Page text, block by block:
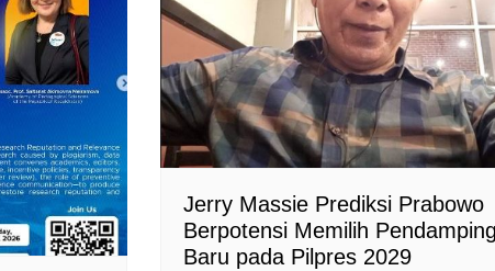
Jerry Massie Prediksi Prabowo
Berpotensi Memilih Pendamping
Baru pada Pilpres 2029